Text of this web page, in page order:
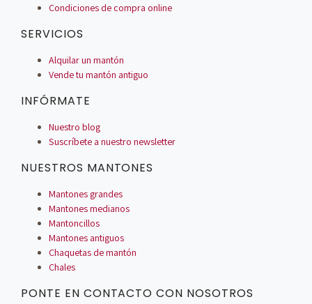
Condiciones de compra online
SERVICIOS
Alquilar un mantón
Vende tu mantón antiguo
INFÓRMATE
Nuestro blog
Suscríbete a nuestro newsletter
NUESTROS MANTONES
Mantones grandes
Mantones medianos
Mantoncillos
Mantones antiguos
Chaquetas de mantón
Chales
PONTE EN CONTACTO CON NOSOTROS